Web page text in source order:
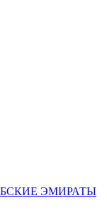
ЭМИРАТЫ